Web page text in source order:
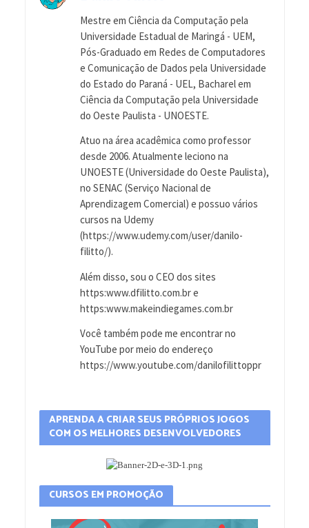
Mestre em Ciência da Computação pela
Universidade Estadual de Maringá - UEM,
Pós-Graduado em Redes de Computadores
e Comunicação de Dados pela Universidade
do Estado do Paraná - UEL, Bacharel em
Ciência da Computação pela Universidade
do Oeste Paulista - UNOESTE.
Atuo na área acadêmica como professor
desde 2006. Atualmente leciono na
UNOESTE (Universidade do Oeste Paulista),
no SENAC (Serviço Nacional de
Aprendizagem Comercial) e possuo vários
cursos na Udemy
(https://www.udemy.com/user/danilo-
filitto/).
Além disso, sou o CEO dos sites
https:www.dfilitto.com.br e
https:www.makeindiegames.com.br
Você também pode me encontrar no
YouTube por meio do endereço
https://www.youtube.com/danilofilittoppr
APRENDA A CRIAR SEUS PRÓPRIOS JOGOS
COM OS MELHORES DESENVOLVEDORES
CURSOS EM PROMOÇÃO